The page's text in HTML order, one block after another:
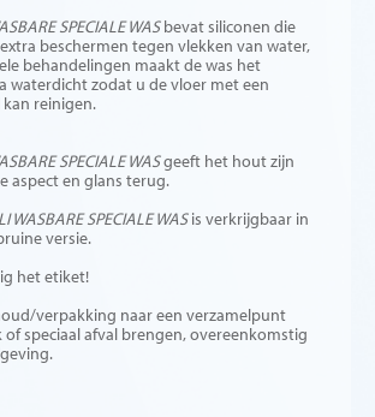
SPECIALE WASbevat siliconen die
beschermen tegen vlekken van water,
behandelingen maakt de was het
waterdicht zodat u de vloer met een
reinigen.
SPECIALE WASgeeft het hout zijn
aspect en glans terug.
WASBARE SPECIALE WASis verkrijgbaar in
versie.
het etiket!
verpakking naar een verzamelpunt
speciaal afval brengen, overeenkomstig